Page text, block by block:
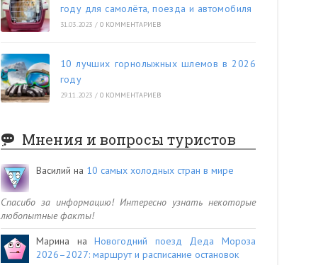
году для самолёта, поезда и автомобиля
31.03.2023 / 0 КОММЕНТАРИЕВ
10 лучших горнолыжных шлемов в 2026
году
29.11.2023 / 0 КОММЕНТАРИЕВ
Мнения и вопросы туристов
Василий на 10 самых холодных стран в мире
Спасибо за информацию! Интересно узнать некоторые
любопытные факты!
Марина наНовогодний поезд Деда Мороза
2026–2027: маршрут и расписание остановок